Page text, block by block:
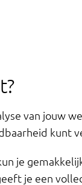
van jouw
kunt
je
je een